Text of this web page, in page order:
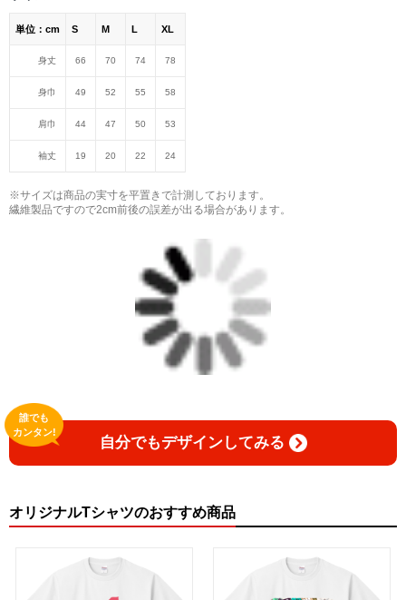
単位：cm S M L XL
身丈 66 70 74 78
身巾 49 52 55 58
肩巾 44 47 50 53
袖丈 19 20 22 24
※サイズは商品の実寸を平置きで計測しております。
繊維製品ですので2cm前後の誤差が出る場合があります。
自分でもデザインしてみる
誰でも
カンタン!
オリジナルTシャツのおすすめ商品